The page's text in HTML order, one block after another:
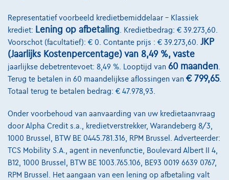
Mercedes-Benz GLC 220
GLC 220 d 4Matic 9G-TRONIC AMG Line Advanced
€53.900 1
Vanaf €1.034,28 /maand
met een laatste
maandaflossing van€14.509,28
Ontdek het volledige cijfervoorbeeld
Representatief voorbeeld kredietbemiddelaar – Klassiek
krediet: Lening op afbetaling . Kredietbedrag: € 39.273,60.
Voorschot (facultatief): € 0. Contante prijs : € 39.273,60. JKP
(Jaarlijks Kostenpercentage) van 8,49 %, vaste
jaarlijkse debetrentevoet: 8,49 %. Looptijd van 60 maanden
Terug te betalen in 60 maandelijkse aflossingen van € 799,65.
Totaal terug te betalen bedrag: € 47.978,93.
Onder voorbehoud van aanvaarding van uw kredietaanvraag
door Alpha Credit s.a., kredietverstrekker, Warandeberg 8/3,
1000 Brussel, BTW BE 0445.781.316, RPM Brussel. Adverteerder:
TCS Mobility S.A., agent in nevenfunctie, Boulevard Albert II 4,
B12, 1000 Brussel, BTW BE 1003.765.106, BE93 0019 6639 0767,
RPM Brussel. Het aangaan van een lening op afbetaling valt